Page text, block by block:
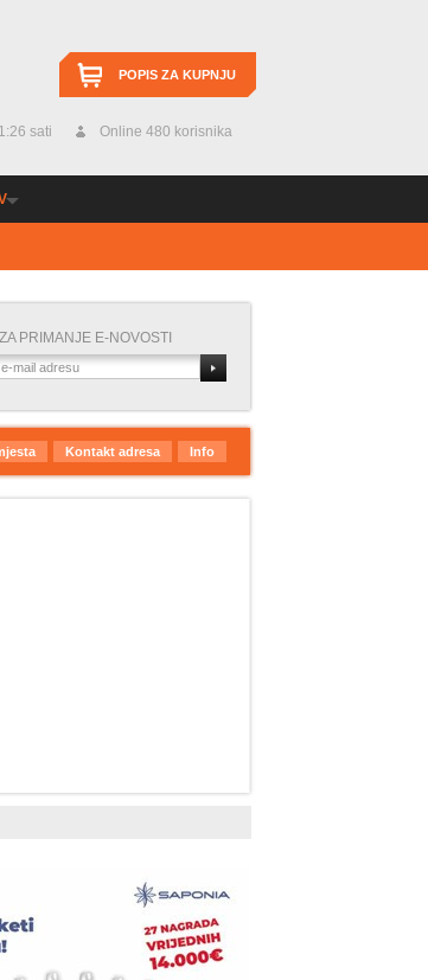
POPIS ZA KUPNJU
sati Online 480 korisnika
PRIMANJE E-NOVOSTI
Info
Kontakt adresa